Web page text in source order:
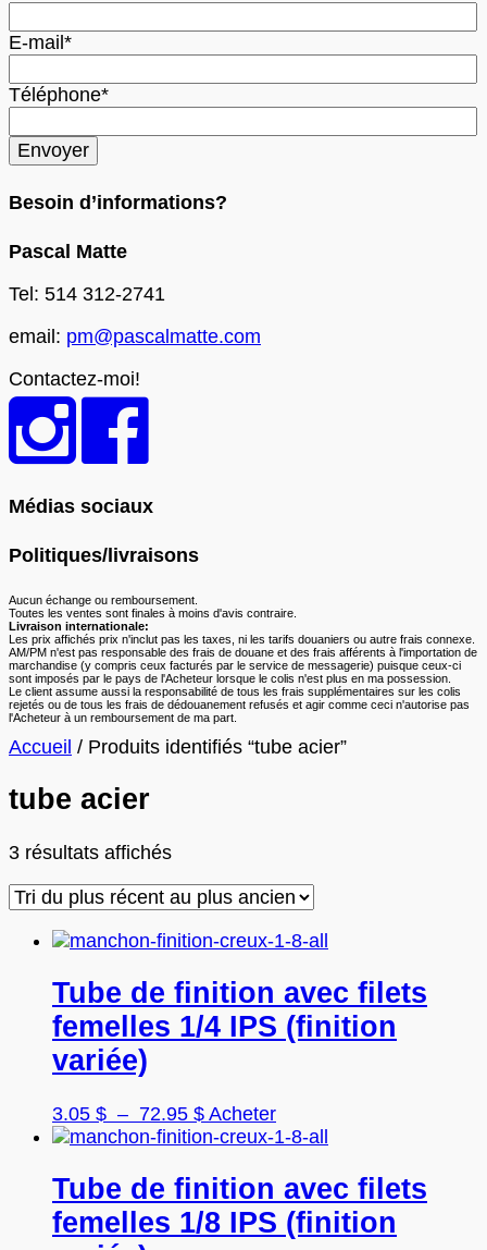
E-mail*
Téléphone*
Besoin d’informations?
Pascal Matte
Tel: 514 312-2741
email: pm@pascalmatte.com
Contactez-moi!
Médias sociaux
Politiques/livraisons
Aucun échange ou remboursement.
Toutes les ventes sont finales à moins d'avis contraire.
Livraison internationale:
Les prix affichés prix n'inclut pas les taxes, ni les tarifs douaniers ou autre frais connexe.
AM/PM n'est pas responsable des frais de douane et des frais afférents à l'importation de
marchandise (y compris ceux facturés par le service de messagerie) puisque ceux-ci
sont imposés par le pays de l'Acheteur lorsque le colis n'est plus en ma possession.
Le client assume aussi la responsabilité de tous les frais supplémentaires sur les colis
rejetés ou de tous les frais de dédouanement refusés et agir comme ceci n'autorise pas
l'Acheteur à un remboursement de ma part.
Accueil / Produits identifiés “tube acier”
tube acier
3 résultats affichésTrié
plus
au
ancien
Tube de finition avec filets
femelles 1/4 IPS (finition
variée)
3.05 $ – 72.95 $Plage
de
3.05 $
à
72.95 $
AcheterCe
produit
plusieurs
variations.
Les
Tube de finition avec filets
femelles 1/8 IPS (finition